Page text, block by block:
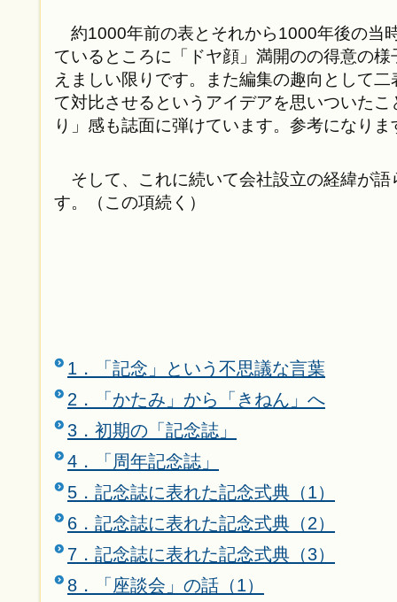
約1000年前の表とそれから1000年後の当
ているところに「ドヤ顔」満開のの得意の
えましい限りです。また編集の趣向として
て対比させるというアイデアを思いついた
り」感も誌面に弾けています。参考になりま
そして、これに続いて会社設立の経緯が語
す。（この項続く）
1．「記念」という不思議な言葉
2．「かたみ」から「きねん」へ
3．初期の「記念誌」
4．「周年記念誌」
5．記念誌に表れた記念式典（1）
6．記念誌に表れた記念式典（2）
7．記念誌に表れた記念式典（3）
8．「座談会」の話（1）